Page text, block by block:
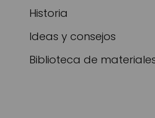
Historia
Ideas y consejos
Biblioteca de